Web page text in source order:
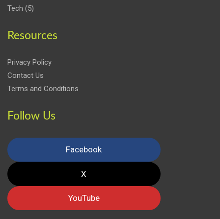
Tech (5)
Resources
Privacy Policy
Contact Us
Terms and Conditions
Follow Us
Facebook
X
YouTube